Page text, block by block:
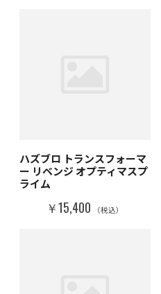
ハズブロ トランスフォーマ
ー リベンジ オプティマスプ
ライム
￥15,400 （税込）